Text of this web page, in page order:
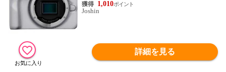
1,010
Joshin
詳細を見る